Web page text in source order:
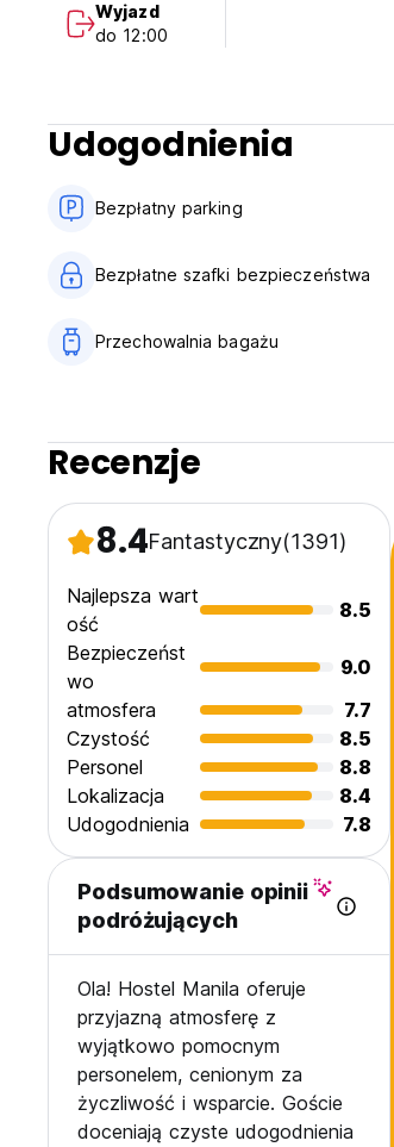
Wyjazd
do 12:00
Udogodnienia
Bezpłatny parking
Bezpłatne szafki bezpieczeństwa
Przechowalnia bagażu
Recenzje
8.4Fantastyczny(1391)
Najlepsza wart
ość
8.5
Bezpieczeńst
wo
9.0
atmosfera
7.7
Czystość
8.5
Personel
8.8
Lokalizacja
8.4
Udogodnienia
7.8
Podsumowanie opinii
podróżujących
Ola! Hostel Manila oferuje
przyjazną atmosferę z
wyjątkowo pomocnym
personelem, cenionym za
życzliwość i wsparcie. Goście
doceniają czyste udogodnienia